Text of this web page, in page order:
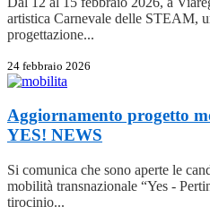
artistica Carnevale delle STEAM,
progettazione...
24 febbraio 2026
Aggiornamento progetto
YES! NEWS
Si comunica che sono aperte le
mobilità transnazionale “Yes -
tirocinio...